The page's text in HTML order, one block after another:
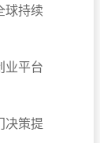
球持续
业平台
决策提